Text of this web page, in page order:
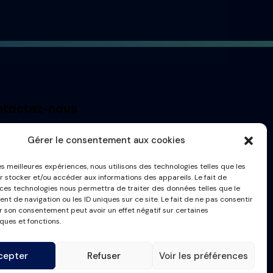
Gérer le consentement aux cookies
meilleures expériences, nous utilisons des technologies telles que les
stocker et/ou accéder aux informations des appareils. Le fait de
technologies nous permettra de traiter des données telles que le
de navigation ou les ID uniques sur ce site. Le fait de ne pas consentir
son consentement peut avoir un effet négatif sur certaines
et fonctions.
Refuser Voir les préférences
nous
masque.fr